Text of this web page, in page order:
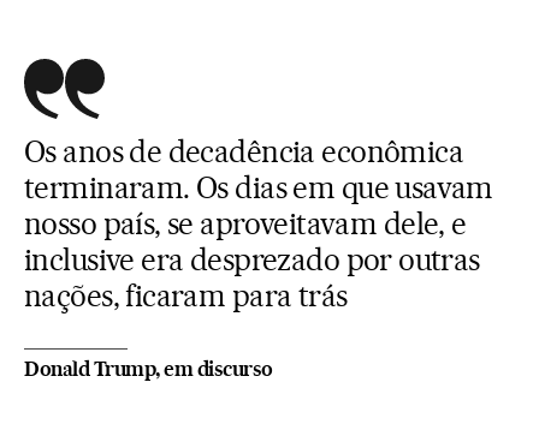
Os anos de decadência econômica
terminaram. Os dias em que usavam
nosso país, se aproveitavam dele, e
inclusive era desprezado por outras
nações, ficaram para trás
Donald Trump, em discurso